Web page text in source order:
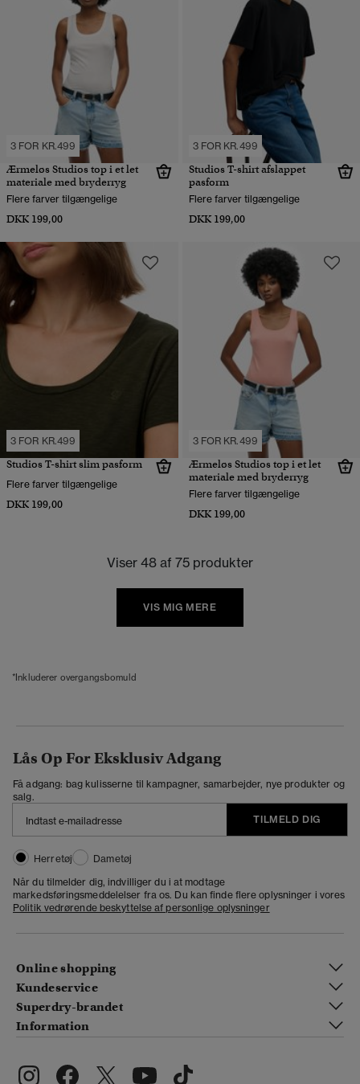
3 FOR KR.499
Ærmeløs Studios top i et let
materiale med bryderryg
Flere farver tilgængelige
DKK 199,00
3 FOR KR.499
Studios T-shirt afslappet
pasform
Flere farver tilgængelige
DKK 199,00
3 FOR KR.499
Studios T-shirt slim pasform
Flere farver tilgængelige
DKK 199,00
3 FOR KR.499
Ærmeløs Studios top i et let
materiale med bryderryg
Flere farver tilgængelige
DKK 199,00
Viser 48 af 75 produkter
VIS MIG MERE
*Inkluderer overgangsbomuld
Lås Op For Eksklusiv Adgang
Få adgang: bag kulisserne til kampagner, samarbejder, nye produkter og
salg.
TILMELD DIG
Herretøj
Dametøj
Når du tilmelder dig, indvilliger du i at modtage
markedsføringsmeddelelser fra os. Du kan finde flere oplysninger i vores
Politik vedrørende beskyttelse af personlige oplysninger
Online shopping
Kundeservice
Superdry-brandet
Information